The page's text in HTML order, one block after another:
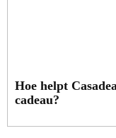
Hoe helpt
cadeau?